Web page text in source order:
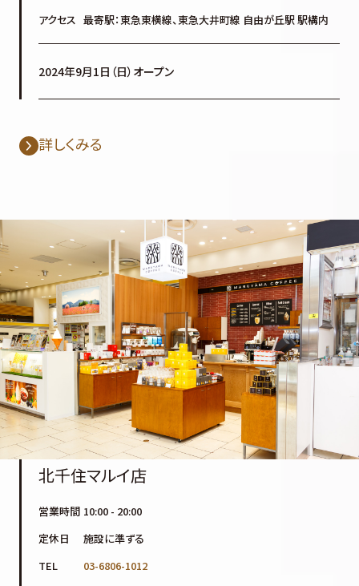
アクセス 最寄駅：東急東横線、東急大井町線 自由が丘駅 駅構内
2024年9月1日（日）オープン
詳しくみる
北千住マルイ店
営業時間 10:00 - 20:00
定休日
施設に準ずる
TEL
03-6806-1012